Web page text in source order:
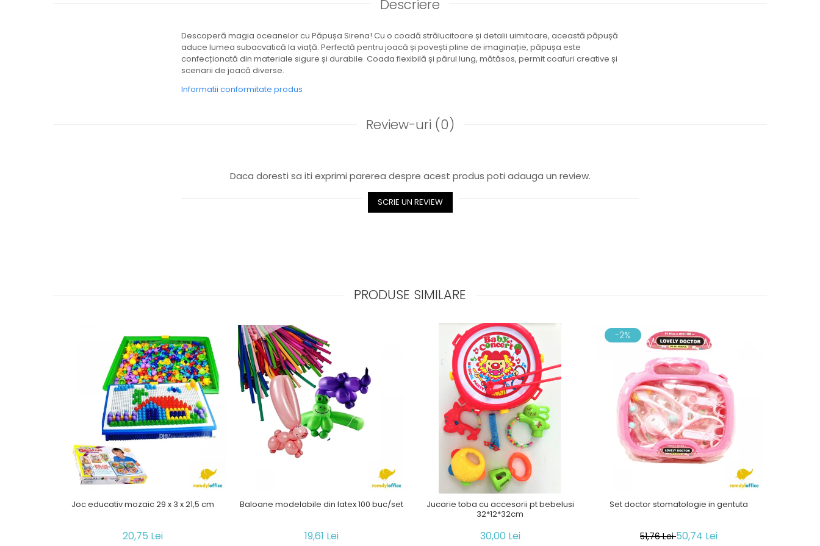
Descriere
Descoperă magia oceanelor cu Păpușa Sirena! Cu o coadă strălucitoare și detalii uimitoare, această păpușă
aduce lumea subacvatică la viață. Perfectă pentru joacă și povești pline de imaginație, păpușa este
confecționată din materiale sigure și durabile. Coada flexibilă și părul lung, mătăsos, permit coafuri creative și
scenarii de joacă diverse.
Informatii conformitate produs
Review-uri (0)
Daca doresti sa iti exprimi parerea despre acest produs poti adauga un review.
SCRIE UN REVIEW
PRODUSE SIMILARE
Joc educativ mozaic 29 x 3 x 21,5 cm
20,75 Lei
Baloane modelabile din latex 100 buc/set
19,61 Lei
Jucarie toba cu accesorii pt bebelusi
32*12*32cm
30,00 Lei
-2%
Set doctor stomatologie in gentuta
51,76 Lei50,74 Lei